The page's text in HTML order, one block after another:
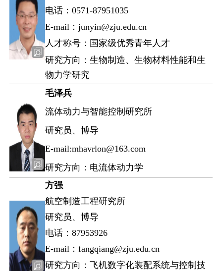
电话：0571-87951035
E-mail：junyin@zju.edu.cn
人才称号：国家级优秀青年人才
研究方向：生物制造、生物材料性能和生
物力学研究
毛泽兵
流体动力与智能控制研究所
研究员、博导
E-mail:mhavrlon@163.com
研究方向：电流体动力学
方强
航空制造工程研究所
研究员、博导
电话：87953926
E-mail：fangqiang@zju.edu.cn
研究方向：飞机数字化装配系统与控制技